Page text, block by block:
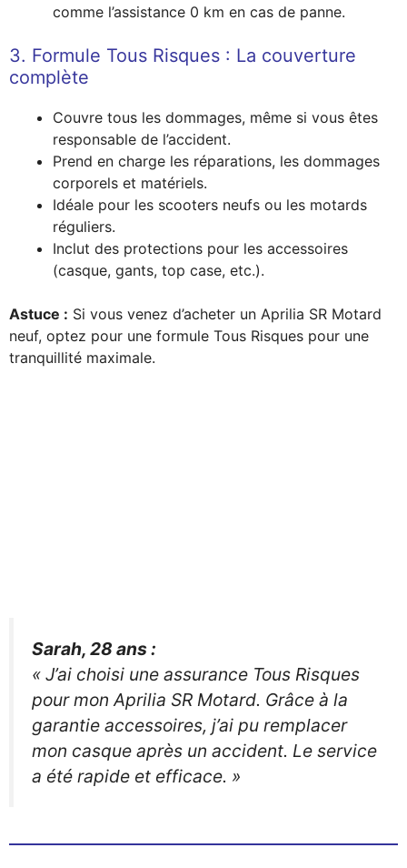
comme l’assistance 0 km en cas de panne.
3. Formule Tous Risques : La couverture
complète
Couvre tous les dommages, même si vous êtes
responsable de l’accident.
Prend en charge les réparations, les dommages
corporels et matériels.
Idéale pour les scooters neufs ou les motards
réguliers.
Inclut des protections pour les accessoires
(casque, gants, top case, etc.).
Astuce : Si vous venez d’acheter un Aprilia SR Motard
neuf, optez pour une formule Tous Risques pour une
tranquillité maximale.
Sarah, 28 ans :
« J’ai choisi une assurance Tous Risques
pour mon Aprilia SR Motard. Grâce à la
garantie accessoires, j’ai pu remplacer
mon casque après un accident. Le service
a été rapide et efficace. »